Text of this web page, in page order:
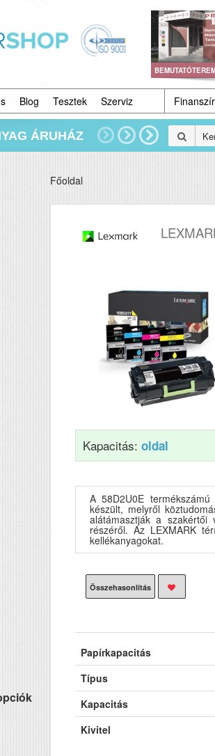
Blog Tesztek Szerviz
ÁRUHÁZ
Főoldal
Kapacitás: oldal
A 58D2U0E
készült, melyről
alátámasztják a
részéről. Az LEXMARK
kellékanyagokat.
Összehasonlítás
Papírkapacitás
Típus
Kapacitás
Kivitel